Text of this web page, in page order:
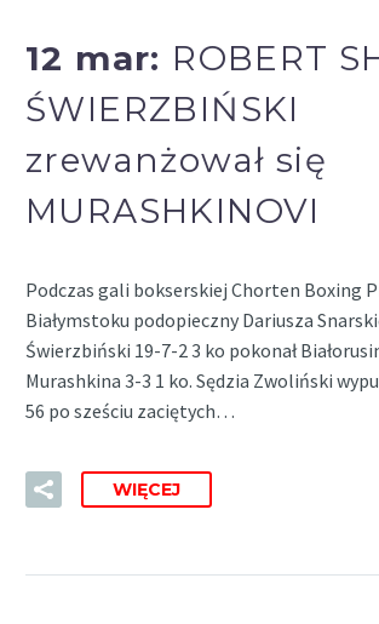
12 mar: ROBERT
ŚWIERZBIŃSKI
zrewanżował się
MURASHKINOVI
Podczas gali bokserskiej Chorten Boxing
Białymstoku podopieczny Dariusza
Świerzbiński 19-7-2 3 ko pokonał
Murashkina 3-3 1 ko. Sędzia Zwoliński
56 po sześciu zaciętych…
WIĘCEJ